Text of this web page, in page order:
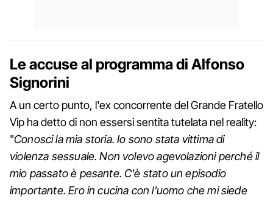
Le accuse al programma di Alfonso
Signorini
A un certo punto, l'ex concorrente del Grande Fratello
Vip ha detto di non essersi sentita tutelata nel reality:
"Conosci la mia storia. Io sono stata vittima di
violenza sessuale. Non volevo agevolazioni perché il
mio passato è pesante. C'è stato un episodio
importante. Ero in cucina con l'uomo che mi siede